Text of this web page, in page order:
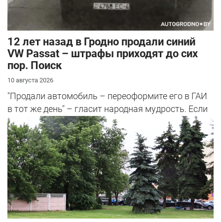
12 лет назад в Гродно продали синий
VW Passat – штрафы приходят до сих
пор. Поиск
10 августа 2026
"Продали автомобиль – переоформите его в ГАИ
в тот же день" – гласит народная мудрость. Если
этого не сделать, то потом ...